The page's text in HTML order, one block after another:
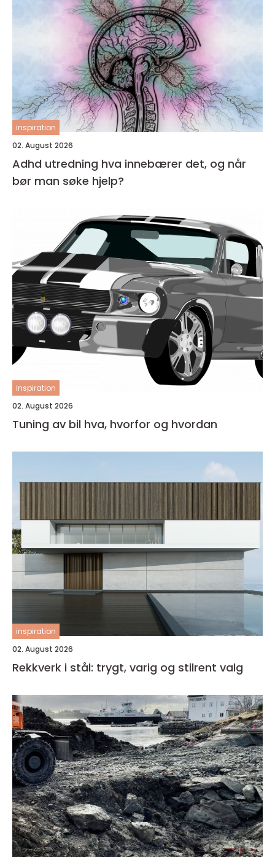
inspiration
02. August 2026
Adhd utredning hva innebærer det, og når
bør man søke hjelp?
inspiration
02. August 2026
Tuning av bil hva, hvorfor og hvordan
inspiration
02. August 2026
Rekkverk i stål: trygt, varig og stilrent valg